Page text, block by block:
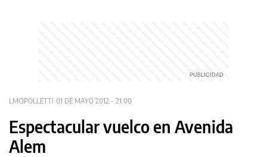
LMCIPOLLETTI 01 DE MAYO 2012 - 21:00
Espectacular vuelco en Avenida
Alem